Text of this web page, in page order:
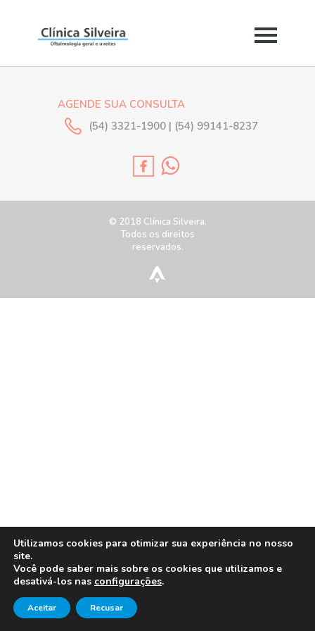
AGENDE SUA CONSULTA
(54) 3321-1900 | (54) 99141-8237
© 2018 Clínica Silveira.
Todos os direitos
reservados.
Utilizamos cookies para otimizar sua experiência no nosso
site.
Você pode saber mais sobre os cookies que utilizamos e
desativá-los nas configurações.
Aceitar Recusar